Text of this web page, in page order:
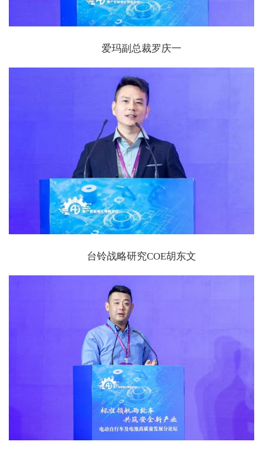
爱玛副总裁罗庆一
台铃战略研究COE胡东文